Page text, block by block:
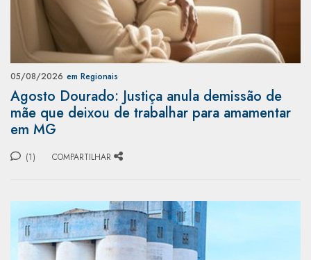
05/08/2026 em Regionais
Agosto Dourado: Justiça anula demissão de
mãe que deixou de trabalhar para amamentar
em MG
(1) COMPARTILHAR